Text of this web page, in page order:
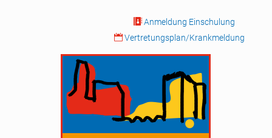
 Anmeldung Einschulung
 Vertretungsplan/Krankmeldung